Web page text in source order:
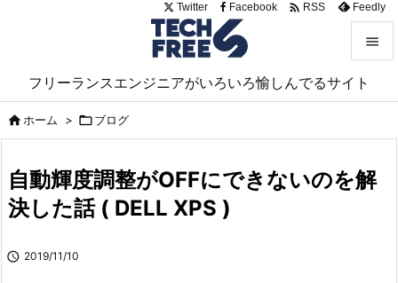
フリーランスエンジニアがいろいろ愉しんでるサイト


サイド

前へ
Twitter Facebook  RSS Feedly
ホーム > ブログ
自動輝度調整がOFFにできないのを解
決した話 ( DELL XPS )
 2019/11/10